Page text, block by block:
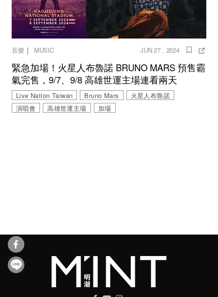
音樂 ｜ MUSIC JUN 27 , 2024
緊急加場！火星人布魯諾 BRUNO MARS 預售霸
氣完售，9/7、9/8 高雄世運主場連看兩天
Live Nation Taiwan Bruno Mars
火星人布魯諾
演唱會
高雄世運主場 加場